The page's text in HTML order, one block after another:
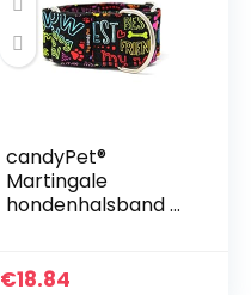
candyPet®
Martingale
hondenhalsband –
€18.84